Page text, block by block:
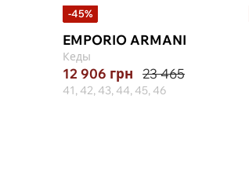
-45%
EMPORIO ARMANI
Кеды
12 906 грн 23 465
41, 42, 43, 44, 45, 46